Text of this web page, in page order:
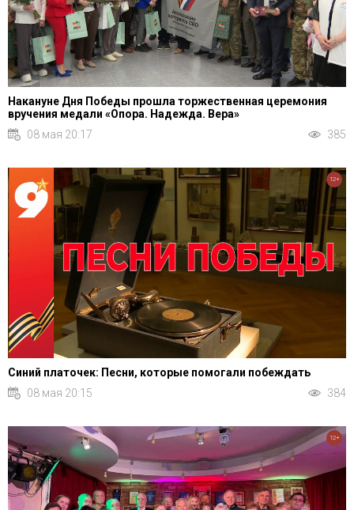
Накануне Дня Победы прошла торжественная церемония
вручения медали «Опора. Надежда. Вера»
08 мая 20:17
385
Синий платочек: Песни, которые помогали побеждать
08 мая 20:15
384
12+
12+